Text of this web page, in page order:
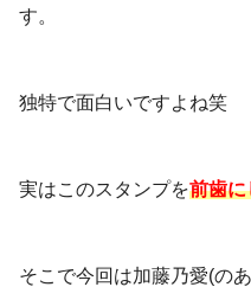
す。
独特で面白いですよね笑
実はこのスタンプを前歯に
そこで今回は加藤乃愛(の